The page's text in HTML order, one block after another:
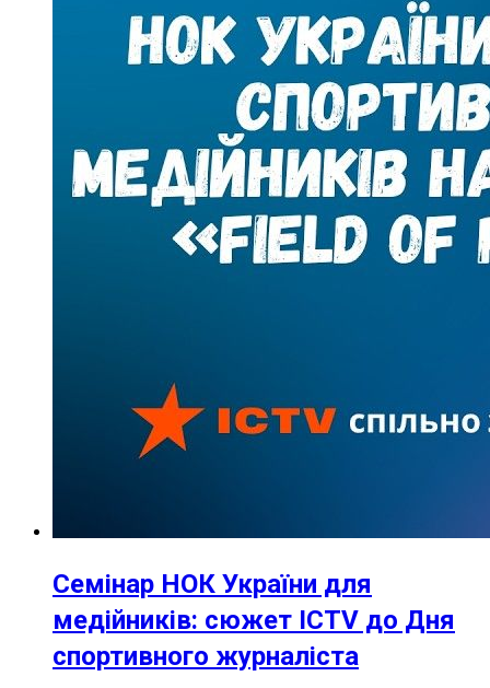
Семінар НОК України для
медійників: сюжет ICTV до Дня
спортивного журналіста